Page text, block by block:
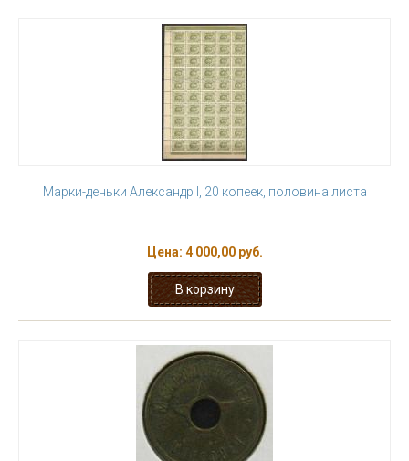
Марки-деньки Александр I, 20 копеек, половина листа
Цена: 4 000,00 руб.